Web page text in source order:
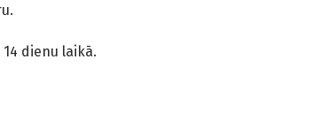
dienu laikā.